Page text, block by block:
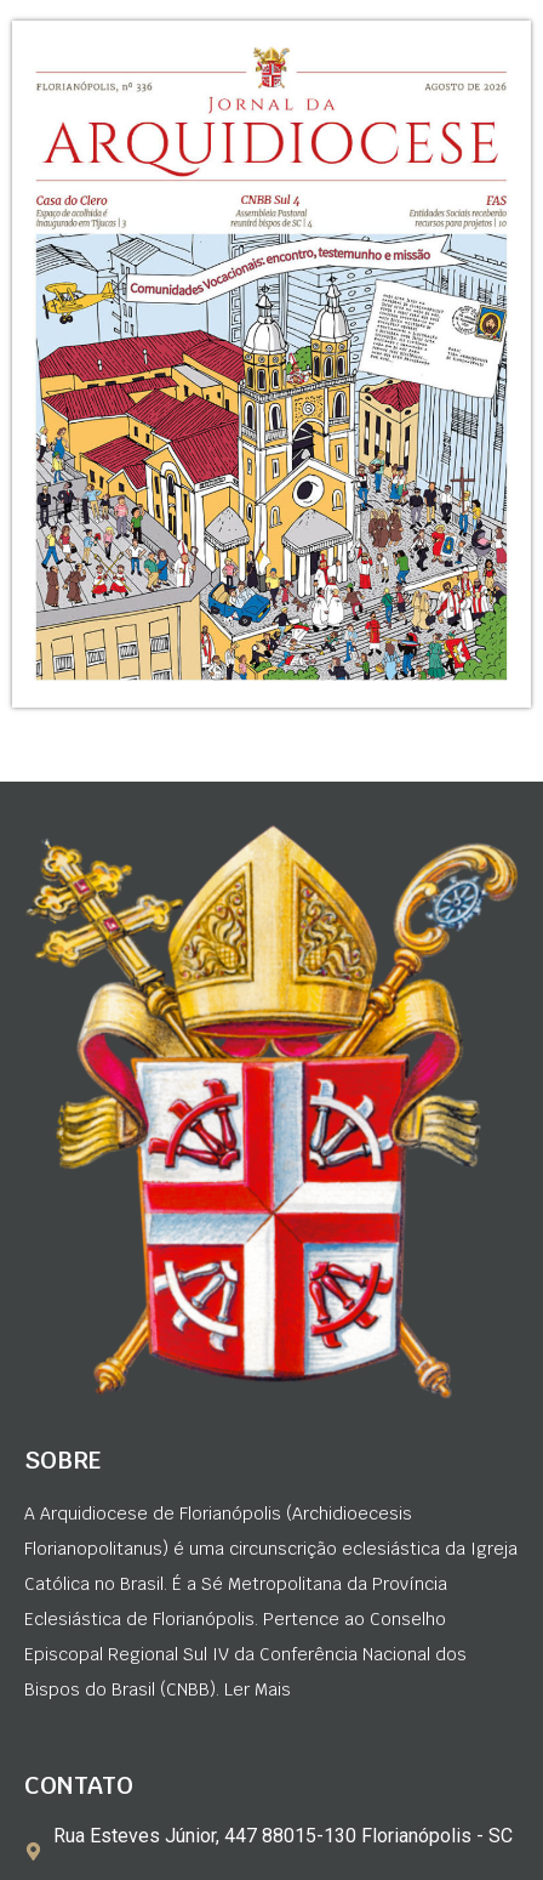
SOBRE
A Arquidiocese de Florianópolis (Archidioecesis
Florianopolitanus) é uma circunscrição eclesiástica da Igreja
Católica no Brasil. É a Sé Metropolitana da Província
Eclesiástica de Florianópolis. Pertence ao Conselho
Episcopal Regional Sul IV da Conferência Nacional dos
Bispos do Brasil (CNBB). Ler Mais
CONTATO
Rua Esteves Júnior, 447 88015-130 Florianópolis - SC